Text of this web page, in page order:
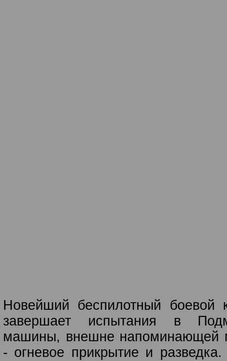
Новейший беспилотный боевой
завершает испытания в
машины, внешне напоминающей
- огневое прикрытие и